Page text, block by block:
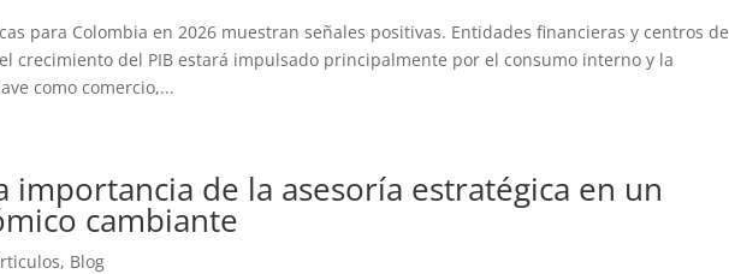
para Colombia en 2026 muestran señales positivas. Entidades financieras y centros de
crecimiento del PIB estará impulsado principalmente por el consumo interno y la
como comercio,...
importancia de la asesoría estratégica en un
cambiante
, Blog